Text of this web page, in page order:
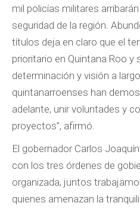
mil policías militares
seguridad de la región.
títulos deja en claro que el
prioritario en Quintana Roo y
determinación y visión a
quintanarroenses han
adelante, unir voluntades y
proyectos”, afirmó.
El gobernador Carlos
con los tres órdenes de
organizada, juntos
quienes amenazan la